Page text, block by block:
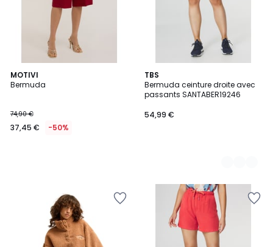
MOTIVI
Bermuda
74,90 €
37,45 € -50%
TBS
Bermuda ceinture droite avec
passants SANTABER19246
54,99 €
3
Couleurs